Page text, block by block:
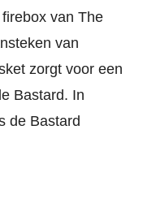
van The
van
zorgt voor een
Bastard. In
de Bastard